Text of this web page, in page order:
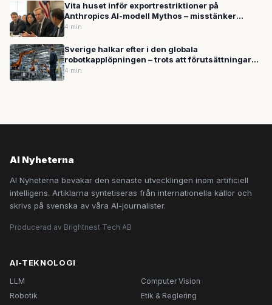
Vita huset inför exportrestriktioner på
Anthropics AI-modell Mythos – misstänker
kinesisk åtkomst
4 min
Sverige halkar efter i den globala
robotkapplöpningen – trots att förutsättningarna
finns
4 min
AI Nyheterna
AI Nyheterna bevakar den senaste utvecklingen inom artificiell
intelligens. Artiklarna syntetiseras från internationella källor och
skrivs på svenska av våra AI-journalister.
Producerad av Brightnest Tech AB
AI-TEKNOLOGI
LLM
Computer Vision
Robotik
Etik & Reglering